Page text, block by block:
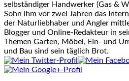
selbständiger Handwerker (Gas &
Sohn ihm vor zwei Jahren das
der Naturliebhaber und Angler
Blogger und Online-Redakteur in
Themen Garten, Möbel, Ein- und
und Bau sind sein täglich Brot.